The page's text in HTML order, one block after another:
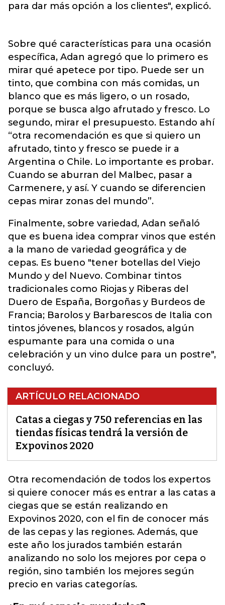
para dar más opción a los clientes", explicó.
Sobre qué características para una ocasión
específica, Adan agregó que lo primero es
mirar qué apetece por tipo. Puede ser un
tinto, que combina con más comidas, un
blanco que es más ligero, o un rosado,
porque se busca algo afrutado y fresco. Lo
segundo, mirar el presupuesto. Estando ahí
“otra recomendación es que si quiero un
afrutado, tinto y fresco se puede ir a
Argentina o Chile. Lo importante es probar.
Cuando se aburran del Malbec, pasar a
Carmenere, y así. Y cuando se diferencien
cepas mirar zonas del mundo”.
Finalmente, sobre variedad, Adan señaló
que es buena idea comprar vinos que estén
a la mano de variedad geográfica y de
cepas. Es bueno "tener botellas del Viejo
Mundo y del Nuevo. Combinar tintos
tradicionales como Riojas y Riberas del
Duero de España, Borgoñas y Burdeos de
Francia; Barolos y Barbarescos de Italia con
tintos jóvenes, blancos y rosados, algún
espumante para una comida o una
celebración y un vino dulce para un postre",
concluyó.
ARTÍCULO RELACIONADO
Catas a ciegas y 750 referencias en las
tiendas físicas tendrá la versión de
Expovinos 2020
Otra recomendación de todos los expertos
si quiere conocer más es entrar a las catas a
ciegas que se están realizando en
Expovinos 2020, con el fin de conocer más
de las cepas y las regiones. Además, que
este año los jurados también estarán
analizando no solo los mejores por cepa o
región, sino también los mejores según
precio en varias categorías.